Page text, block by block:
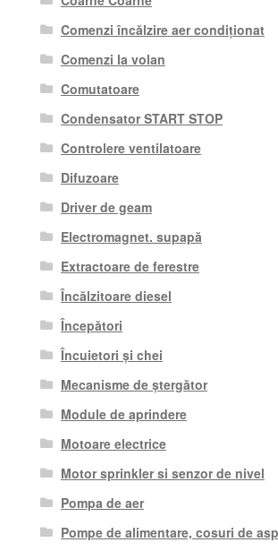
Comenzi încălzire aer condiționat
Comenzi la volan
Comutatoare
Condensator START STOP
Controlere ventilatoare
Difuzoare
Driver de geam
Electromagnet. supapă
Extractoare de ferestre
Încălzitoare diesel
Începători
Încuietori și chei
Mecanisme de ștergător
Module de aprindere
Motoare electrice
Motor sprinkler si senzor de nivel
Pompa de aer
Pompe de alimentare, cosuri de